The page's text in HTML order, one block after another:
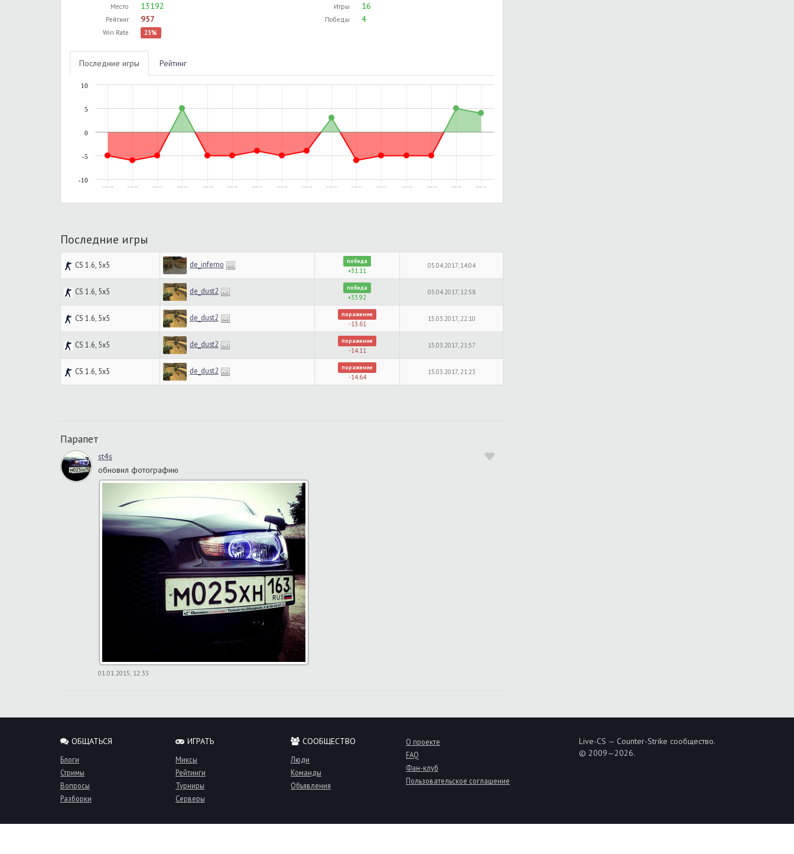
Место 13192
Рейтинг 957
Win Rate 25%
Игры 16
Победы 4
Последние игры Рейтинг
01.01.2015, 14:08 02.01.2015, 12:02 03.01.2015, 21:07 03.01.2015, 21:56 04.01.2015, 12:02 05.01.2015, 16:40 06.01.2015, 17:37 06.01.2015, 18:50 30.12.2016, 10:30 30.12.2016, 11:36 30.12.2016, 12:12 15.03.2017, 21:57 15.03.2017, 22:09 15.03.2017, 22:58 05.04.2017, 14:03 05.04.2017, 14:31
-10
-5
0
5
10
Последние игры
CS 1.6, 5x5 de_inferno победа
+31.11
05.04.2017, 14:04
CS 1.6, 5x5 de_dust2 победа
+33.92
05.04.2017, 12:58
CS 1.6, 5x5 de_dust2 поражение
-13.61
15.03.2017, 22:10
CS 1.6, 5x5 de_dust2 поражение
-14.11
15.03.2017, 21:57
CS 1.6, 5x5 de_dust2 поражение
-14.64
15.03.2017, 21:23
Парапет
st4s
обновил фотографию
01.01.2015, 12:33
ОБЩАТЬСЯ
Блоги
Стримы
Вопросы
Разборки
ИГРАТЬ
Миксы
Рейтинги
Турниры
Серверы
СООБЩЕСТВО
Люди
Команды
Объявления
О проекте
FAQ
Фан-клуб
Пользовательское соглашение
Live-CS — Counter-Strike сообщество.
© 2009—2026.